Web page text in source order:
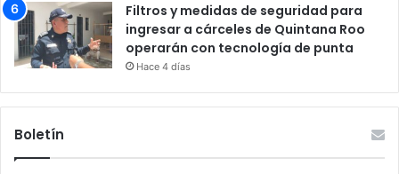
Filtros y medidas de seguridad para
ingresar a cárceles de Quintana Roo
operarán con tecnología de punta
Hace 4 días
Boletín